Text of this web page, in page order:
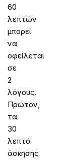
60
λεπτών
μπορεί
να
οφείλεται
σε
2
λόγους.
Πρώτον,
τα
30
λεπτά
άσκησης